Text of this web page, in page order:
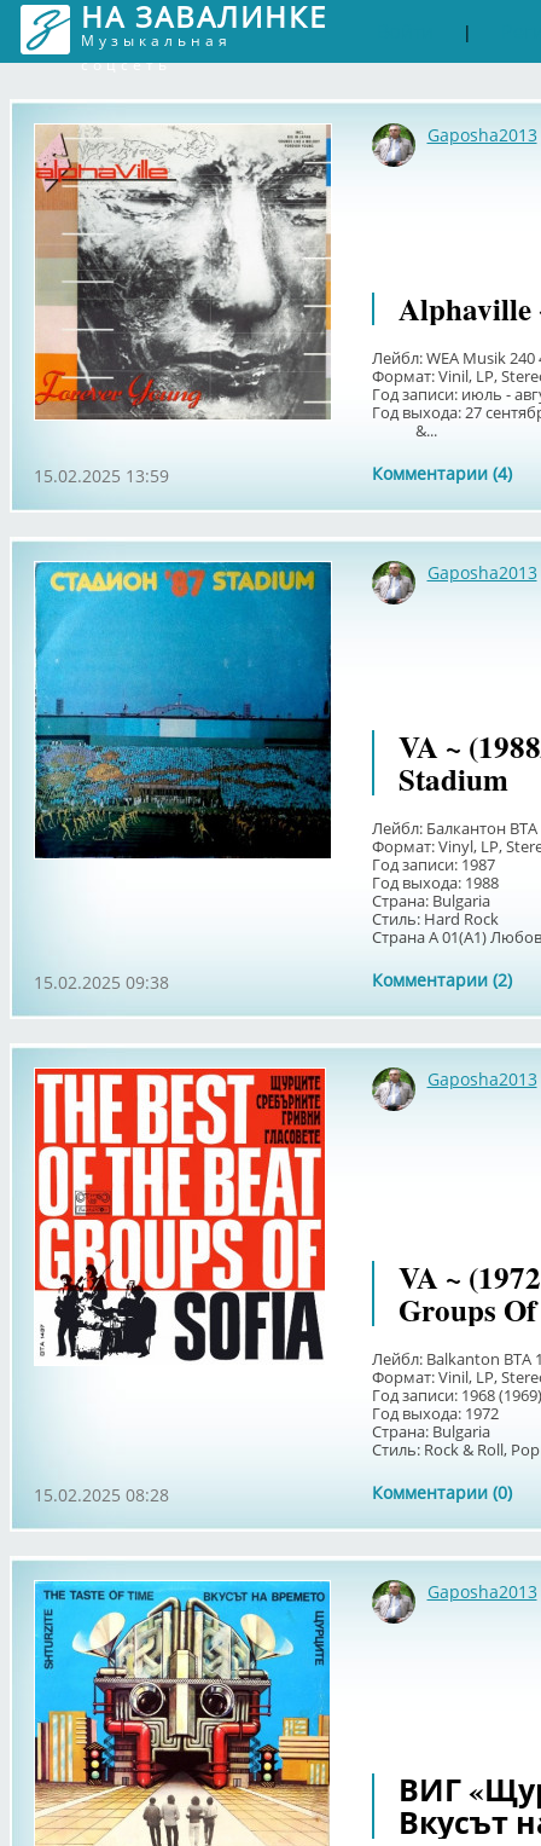
НА ЗАВАЛИНКЕ
Музыкальная
соцсеть
|
Gaposha2013
Alphaville
Лейбл: WEA Musik 240
Формат: Vinil, LP,
Год записи: июль -
Год выхода: 27
&...
Комментарии (4)
15.02.2025 13:59
Gaposha2013
VA ~
Stadium
Лейбл: Балкантон ВТА
Формат: Vinyl, LP,
Год записи: 1987
Год выхода: 1988
Страна: Bulgaria
Стиль: Hard Rock
Страна А 01(А1)
Комментарии (2)
15.02.2025 09:38
Gaposha2013
VA ~
Groups
Лейбл: Balkanton BTA
Формат: Vinil, LP,
Год записи: 1968 (1969)
Год выхода: 1972
Страна: Bulgaria
Стиль: Rock & Roll,
Комментарии (0)
15.02.2025 08:28
Gaposha2013
ВИГ
Вкусът